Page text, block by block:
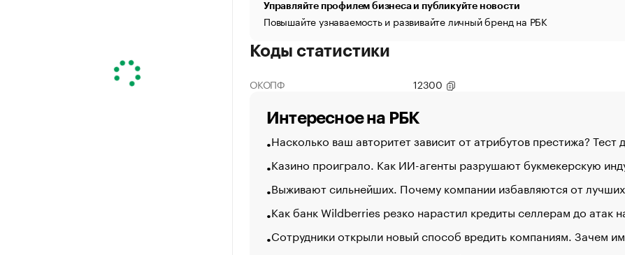
Управляйте профилем бизнеса и публикуйте новости
Повышайте узнаваемость и развивайте личный бренд на РБК
Коды статистики
ОКОПФ 12300
Интересное на РБК
Насколько ваш авторитет зависит от атрибутов престижа? Тест
Казино проиграло. Как ИИ-агенты разрушают букмекерскую
Выживают сильнейших. Почему компании избавляются от
Как банк Wildberries резко нарастил кредиты селлерам до атак
Сотрудники открыли новый способ вредить компаниям. Зачем